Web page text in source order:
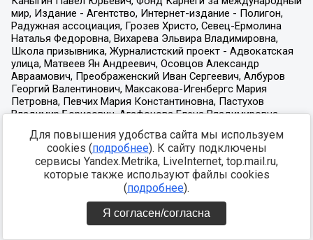
Для повышения удобства сайта мы используем
cookies (подробнее). К сайту подключены
сервисы Yandex.Metrika, LiveInternet, top.mail.ru,
которые также используют файлы cookies
(подробнее).
Я согласен/согласна